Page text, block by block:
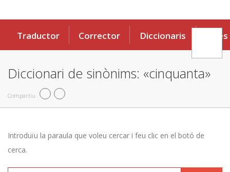
Traductor Corrector Diccionaris Eines
Diccionari de sinònims: «cinquanta»
Compartiu
Introduïu la paraula que voleu cercar i feu clic en el botó de
cerca.